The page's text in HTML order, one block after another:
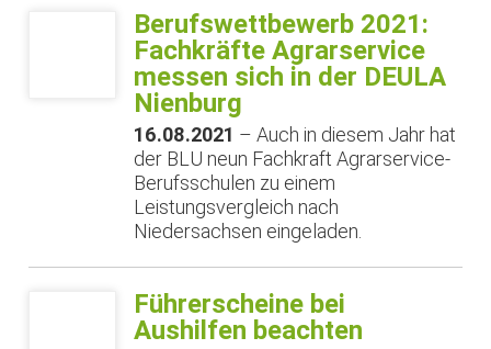
Berufswettbewerb 2021:
Fachkräfte Agrarservice
messen sich in der DEULA
Nienburg
16.08.2021 – Auch in diesem Jahr hat
der BLU neun Fachkraft Agrarservice-
Berufsschulen zu einem
Leistungsvergleich nach
Niedersachsen eingeladen.
Führerscheine bei
Aushilfen beachten